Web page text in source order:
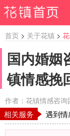
首页 > 关于花镇 >
国内婚姻
镇情感挽
作者：花镇情感咨询
相关服务 遇到